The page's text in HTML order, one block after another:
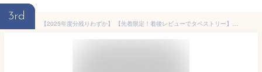
3rd
【2025年度分残りわずか】 【先着限定！着後レビューでタペストリー】【25年1月下旬お届け予定分 受付中】 雛人形 木製 コンパクト 壁掛け おしゃれ 三段飾り モダン お雛様 ひな人形 雛 飾り おひなさま 内裏様 お雛様 かわいい【クムキ 色 〜いろ〜 円形台座 五人雛飾り】